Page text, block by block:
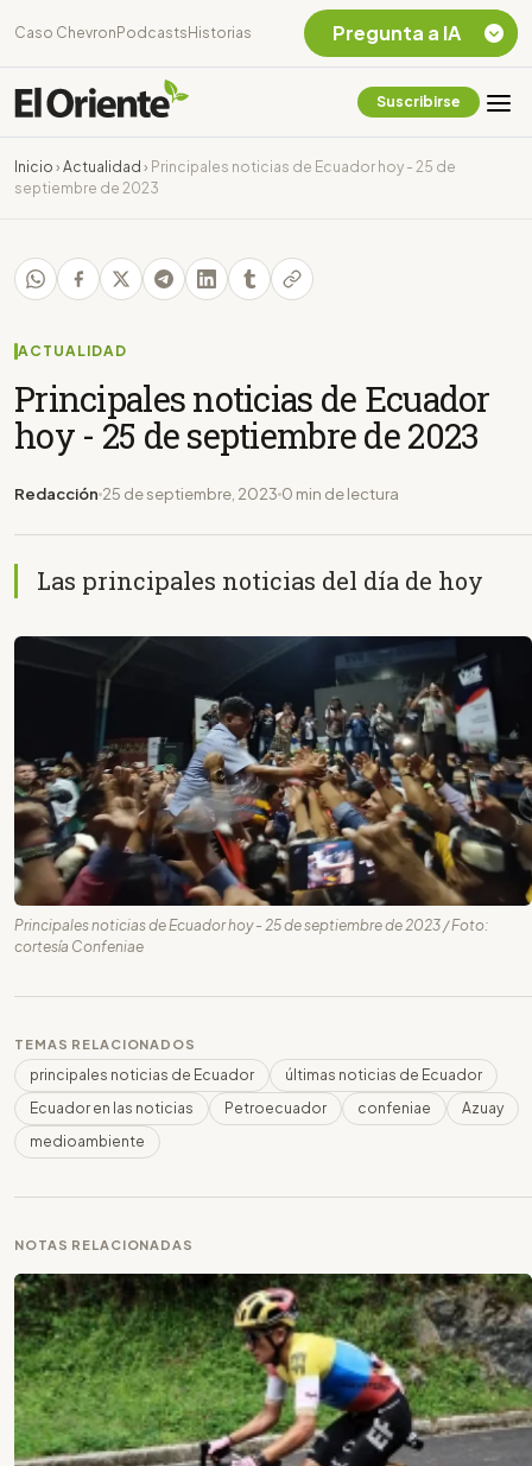
Caso Chevron Podcasts Historias
Suscribirse
Inicio › Actualidad › Principales noticias de Ecuador hoy - 25 de
septiembre de 2023
ACTUALIDAD
Principales noticias de Ecuador
hoy - 25 de septiembre de 2023
Redacción 25 de septiembre, 2023 0 min de lectura
Las principales noticias del día de hoy
Principales noticias de Ecuador hoy - 25 de septiembre de 2023 / Foto:
cortesía Confeniae
TEMAS RELACIONADOS
principales noticias de Ecuador
últimas noticias de Ecuador
Ecuador en las noticias
Petroecuador confeniae
Azuay
medioambiente
NOTAS RELACIONADAS
Pregunta a IA
Chevron Ecuador